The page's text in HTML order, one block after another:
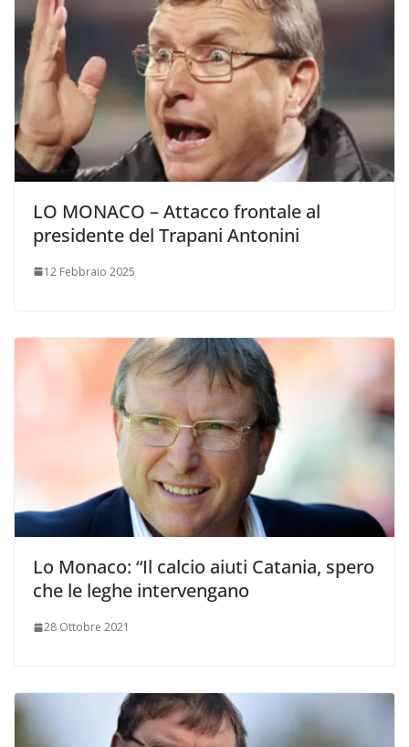
LO MONACO – Attacco frontale al
presidente del Trapani Antonini
12 Febbraio 2025
Lo Monaco: “Il calcio aiuti Catania, spero
che le leghe intervengano
28 Ottobre 2021